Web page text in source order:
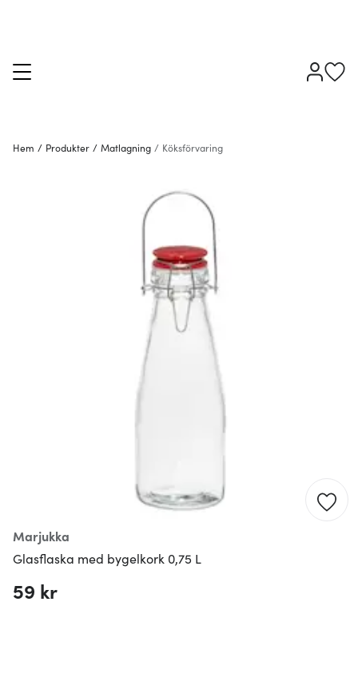
Hem / Produkter / Matlagning / Köksförvaring
Marjukka
Glasflaska med bygelkork 0,75 L
59 kr